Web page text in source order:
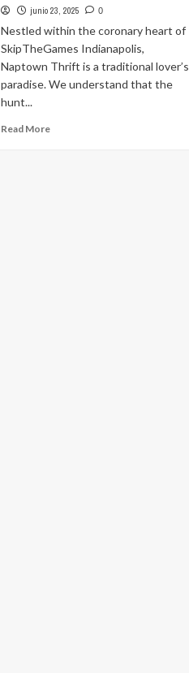
junio 23, 2025 0
Nestled within the coronary heart of
SkipTheGames Indianapolis,
Naptown Thrift is a traditional lover’s
paradise. We understand that the
hunt...
Read MoreRead